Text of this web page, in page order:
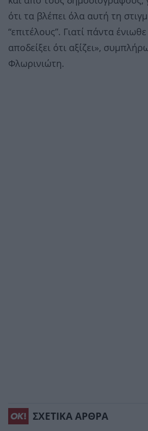
ότι τα βλέπει όλα αυτή τη
“επιτέλους”. Γιατί πάντα
αποδείξει ότι αξίζει»,
Φλωρινιώτη.
ΣΧΕΤΙΚΑ ΑΡΘΡΑ